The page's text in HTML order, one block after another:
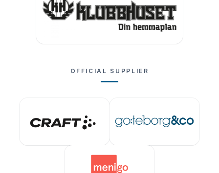
OFFICIAL SUPPLIER